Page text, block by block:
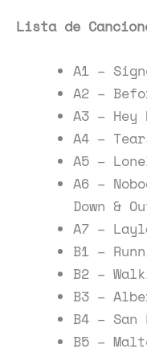
Lista de
A1 –
A2 –
A3 – Hey
A4 –
A5 –
A6 –
Down &
A7 –
B1 –
B2 –
B3 –
B4 – San
B5 –